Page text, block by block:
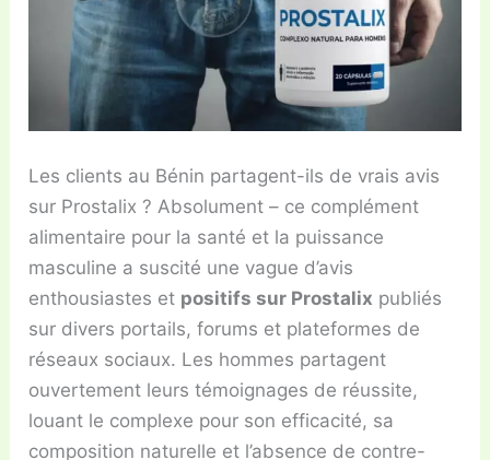
Les clients au Bénin partagent-ils de vrais avis
sur Prostalix ? Absolument – ce complément
alimentaire pour la santé et la puissance
masculine a suscité une vague d’avis
enthousiastes et positifs sur Prostalix publiés
sur divers portails, forums et plateformes de
réseaux sociaux. Les hommes partagent
ouvertement leurs témoignages de réussite,
louant le complexe pour son efficacité, sa
composition naturelle et l’absence de contre-